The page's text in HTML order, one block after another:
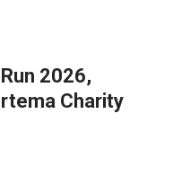
2026,
Charity